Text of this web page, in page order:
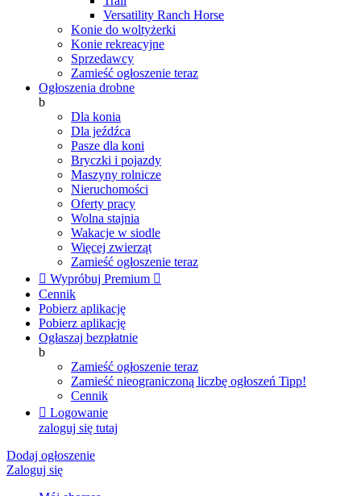
Versatility Ranch Horse
Konie do woltyżerki
Konie rekreacyjne
Sprzedawcy
Zamieść ogłoszenie teraz
Ogłoszenia drobne
b
Dla konia
Dla jeźdźca
Pasze dla koni
Bryczki i pojazdy
Maszyny rolnicze
Nieruchomości
Oferty pracy
Wolna stajnia
Wakacje w siodle
Więcej zwierząt
Zamieść ogłoszenie teraz
 Wypróbuj Premium 
Cennik
Pobierz aplikację
Pobierz aplikację
Ogłaszaj bezpłatnie
b
Zamieść ogłoszenie teraz
Zamieść nieograniczoną liczbę ogłoszeń Tipp!
Cennik
 Logowanie
zaloguj się tutaj
Dodaj ogłoszenie
Zaloguj się